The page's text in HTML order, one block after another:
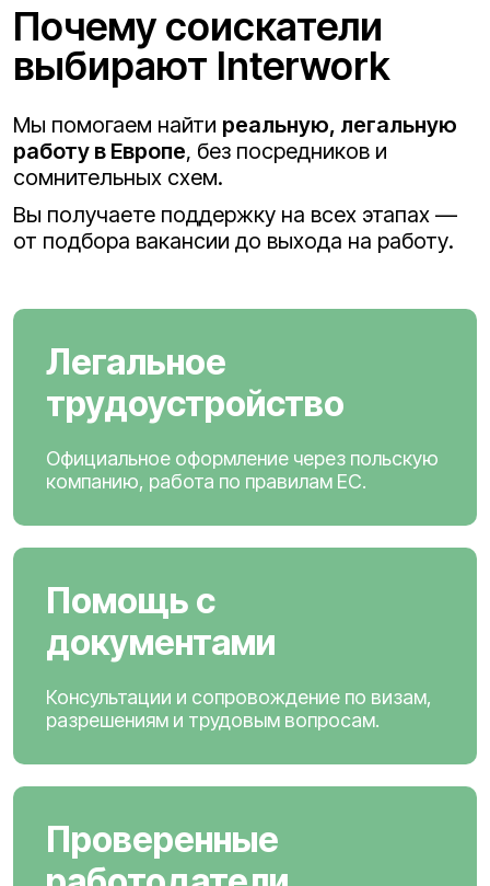
Почему соискатели
выбирают Interwork
Мы помогаем найти реальную, легальную
работу в Европе, без посредников и
сомнительных схем.
Вы получаете поддержку на всех этапах —
от подбора вакансии до выхода на работу.
Легальное
трудоустройство
Официальное оформление через польскую
компанию, работа по правилам ЕС.
Помощь с
документами
Консультации и сопровождение по визам,
разрешениям и трудовым вопросам.
Проверенные